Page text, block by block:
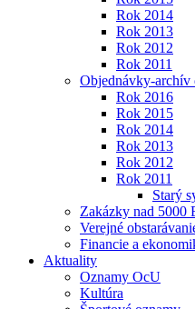
Rok 2014
Rok 2013
Rok 2012
Rok 2011
Objednávky-archív
Rok 2016
Rok 2015
Rok 2014
Rok 2013
Rok 2012
Rok 2011
Starý
Zakázky nad 5000
Verejné
Financie a
Aktuality
Oznamy OcU
Kultúra